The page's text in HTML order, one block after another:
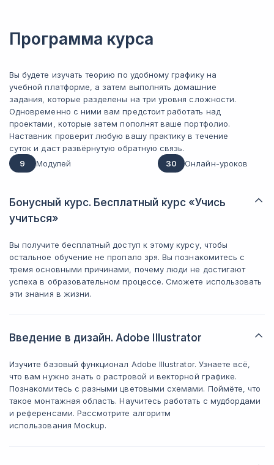
Программа курса
Вы будете изучать теорию по удобному графику на
учебной платформе, а затем выполнять домашние
задания, которые разделены на три уровня сложности.
Одновременно с ними вам предстоит работать над
проектами, которые затем пополнят ваше портфолио.
Наставник проверит любую вашу практику в течение
суток и даст развёрнутую обратную связь.
9
Модулей 30 Онлайн-уроков
Бонусный курс. Бесплатный курс «Учись
учиться»
Вы получите бесплатный доступ к этому курсу, чтобы
остальное обучение не пропало зря. Вы познакомитесь с
тремя основными причинами, почему люди не достигают
успеха в образовательном процессе. Сможете использовать
эти знания в жизни.
Введение в дизайн. Adobe Illustrator
Изучите базовый функционал Adobe Illustrator. Узнаете всё,
что вам нужно знать о растровой и векторной графике.
Познакомитесь с разными цветовыми схемами. Поймёте, что
такое монтажная область. Научитесь работать с мудбордами
и референсами. Рассмотрите алгоритм
использования Mockup.